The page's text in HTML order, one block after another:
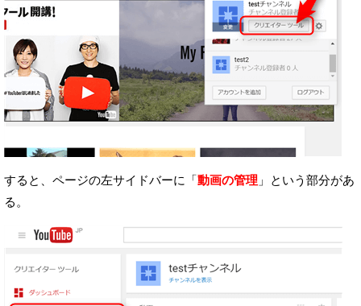
すると、ページの左サイドバーに「動画の管理 」という部分があ
る。